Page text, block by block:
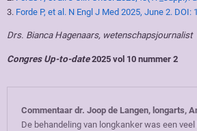
3. Forde P, et al. N Engl J Med 2025, June 2.
Drs. Bianca Hagenaars, wetenschapsjournalist
Congres Up-to-date2025 vol 10 nummer 2
Commentaar dr. Joop de Langen, longarts,
De behandeling van longkanker was een